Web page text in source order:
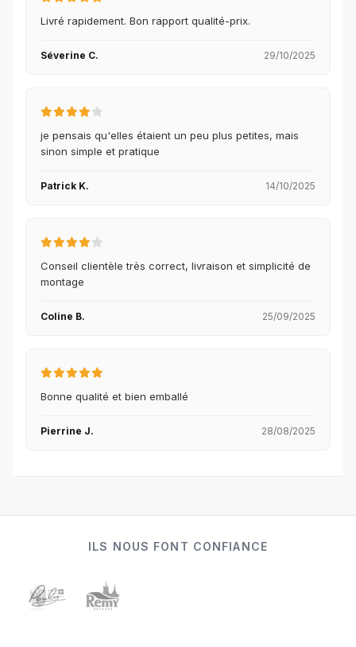
Livré rapidement. Bon rapport qualité-prix.
Séverine C. 29/10/2025
je pensais qu'elles étaient un peu plus petites, mais
sinon simple et pratique
Patrick K. 14/10/2025
Conseil clientèle très correct, livraison et simplicité de
montage
Coline B. 25/09/2025
Bonne qualité et bien emballé
Pierrine J. 28/08/2025
ILS NOUS FONT CONFIANCE